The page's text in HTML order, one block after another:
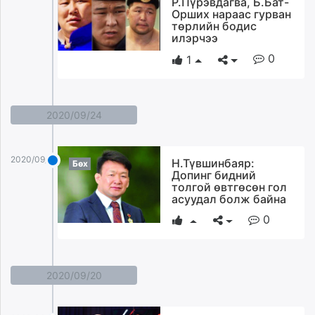
Livetv.mn
eagle.mn
zarig.mn
today.mn
mminfo.mn
ugluu.mn
asu.mn
shuurhai.mn
Орших нараас гурван
төрлийн бодис
илэрчээ
1
0
2020/09/24
2020/09/24 Бөх
Н.Түвшинбаяр:
Допинг бидний
толгой өвтгөсөн гол
асуудал болж байна
0
2020/09/20